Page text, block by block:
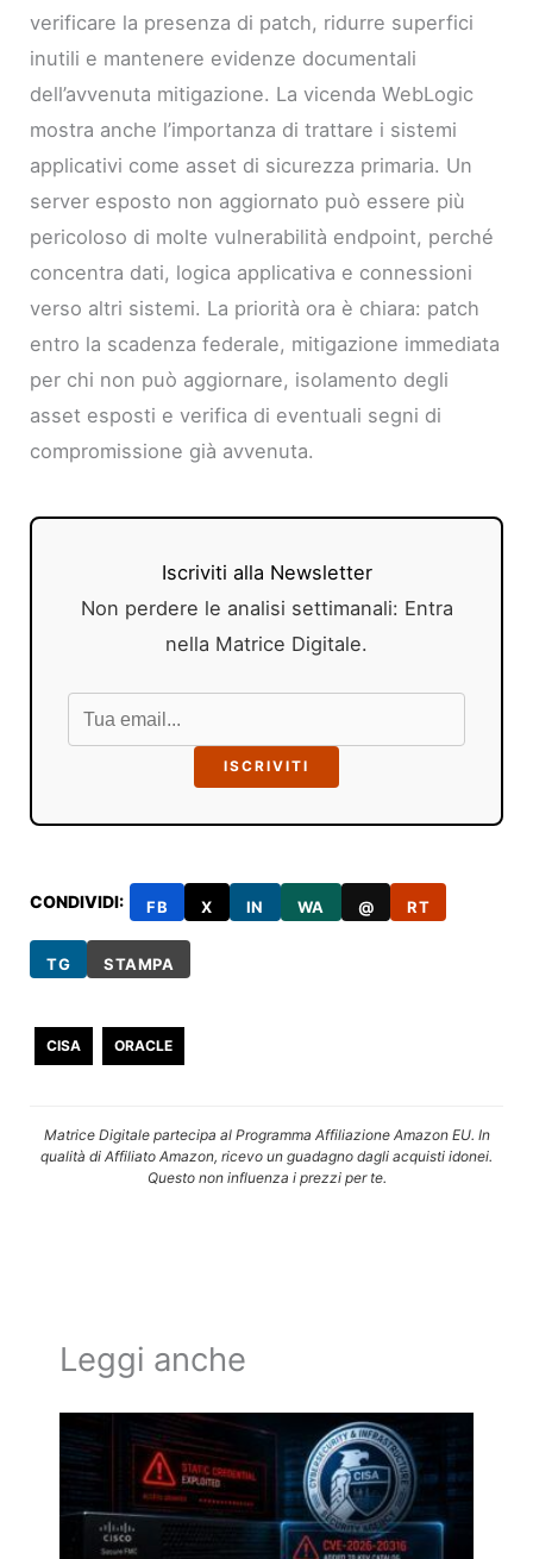
verificare la presenza di patch, ridurre superfici
inutili e mantenere evidenze documentali
dell’avvenuta mitigazione. La vicenda WebLogic
mostra anche l’importanza di trattare i sistemi
applicativi come asset di sicurezza primaria. Un
server esposto non aggiornato può essere più
pericoloso di molte vulnerabilità endpoint, perché
concentra dati, logica applicativa e connessioni
verso altri sistemi. La priorità ora è chiara: patch
entro la scadenza federale, mitigazione immediata
per chi non può aggiornare, isolamento degli
asset esposti e verifica di eventuali segni di
compromissione già avvenuta.
Iscriviti alla Newsletter
Non perdere le analisi settimanali: Entra
nella Matrice Digitale.
ISCRIVITI
CONDIVIDI: FB X IN WA @ RT
TG STAMPA
CISA ORACLE
Matrice Digitale partecipa al Programma Affiliazione Amazon EU. In
qualità di Affiliato Amazon, ricevo un guadagno dagli acquisti idonei.
Questo non influenza i prezzi per te.
Leggi anche